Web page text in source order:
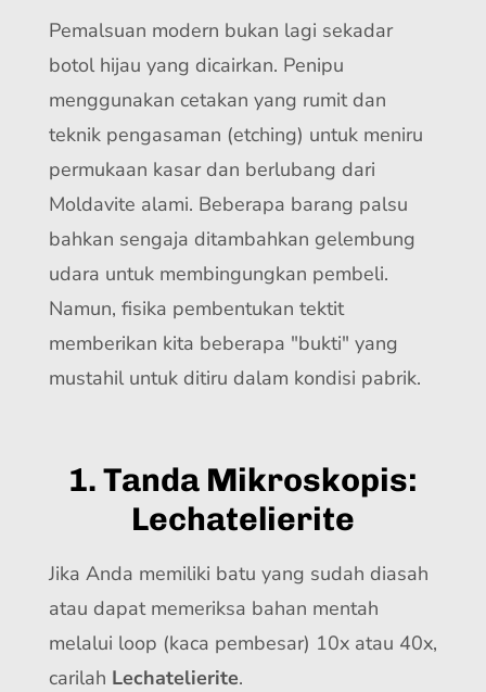
Pemalsuan modern bukan lagi sekadar
botol hijau yang dicairkan. Penipu
menggunakan cetakan yang rumit dan
teknik pengasaman (etching) untuk meniru
permukaan kasar dan berlubang dari
Moldavite alami. Beberapa barang palsu
bahkan sengaja ditambahkan gelembung
udara untuk membingungkan pembeli.
Namun, fisika pembentukan tektit
memberikan kita beberapa "bukti" yang
mustahil untuk ditiru dalam kondisi pabrik.
1. Tanda Mikroskopis:
Lechatelierite
Jika Anda memiliki batu yang sudah diasah
atau dapat memeriksa bahan mentah
melalui loop (kaca pembesar) 10x atau 40x,
carilah Lechatelierite.